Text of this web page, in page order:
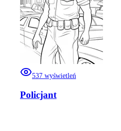
537 wyświetleń
Policjant